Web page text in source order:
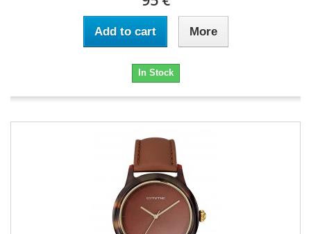
Add to cart More
In Stock